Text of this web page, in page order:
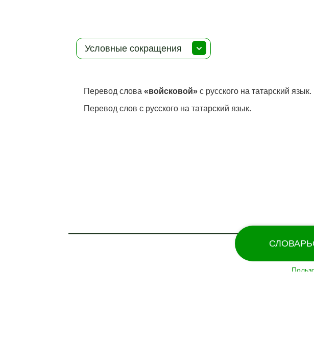
СЛОВАРЬ
Условные сокращения
Перевод слова«войсковой» с русского на татарский язык.
Перевод слов с русского на татарский язык.